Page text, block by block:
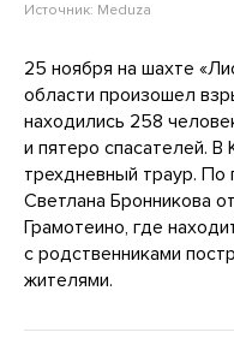
Источник: Meduza
25 ноября на шахте
области произошел
находились 258
и пятеро спасателей.
трехдневный траур.
Светлана Бронникова
Грамотеино, где
с родственниками
жителями.